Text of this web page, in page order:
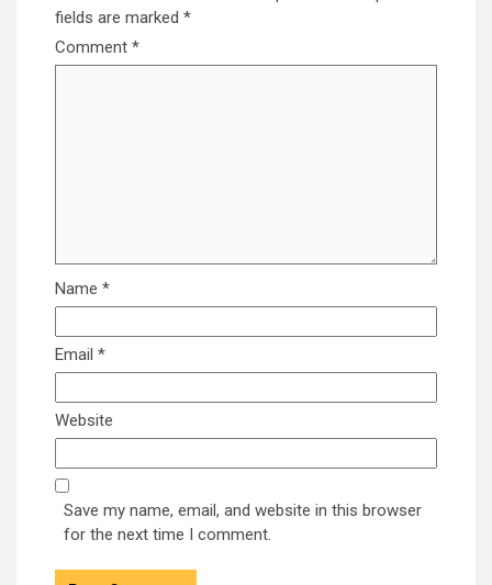
fields are marked *
Comment *
Name *
Email *
Website
Save my name, email, and website in this browser
for the next time I comment.